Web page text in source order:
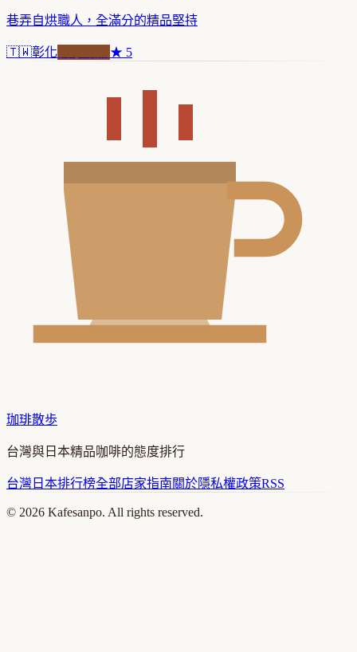
巷弄自烘職人，全滿分的精品堅持
🇹🇼彰化 ★ 5
珈琲散歩
台灣與日本精品咖啡的態度排行
台灣 日本排行榜全部店家指南關於隱私權政策RSS
© 2026 Kafesanpo. All rights reserved.